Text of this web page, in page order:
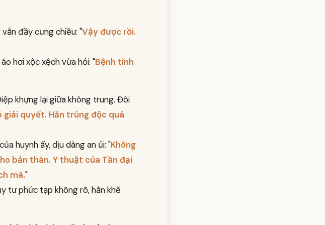
đầy cưng chiều: "Vậy được rồi.
hơi xộc xệch vừa hỏi: "Bệnh tình
khựng lại giữa không trung. Đôi
giải quyết. Hắn trúng độc quá
huynh ấy, dịu dàng an ủi: "Không
bản thân. Y thuật của Tần đại
mà."
tư phức tạp không rõ, hắn khẽ